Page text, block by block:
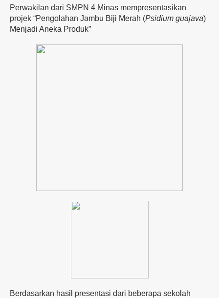
Perwakilan dari SMPN 4 Minas mempresentasikan
projek “Pengolahan Jambu Biji Merah (Psidium guajava)
Menjadi Aneka Produk”
Berdasarkan hasil presentasi dari beberapa sekolah